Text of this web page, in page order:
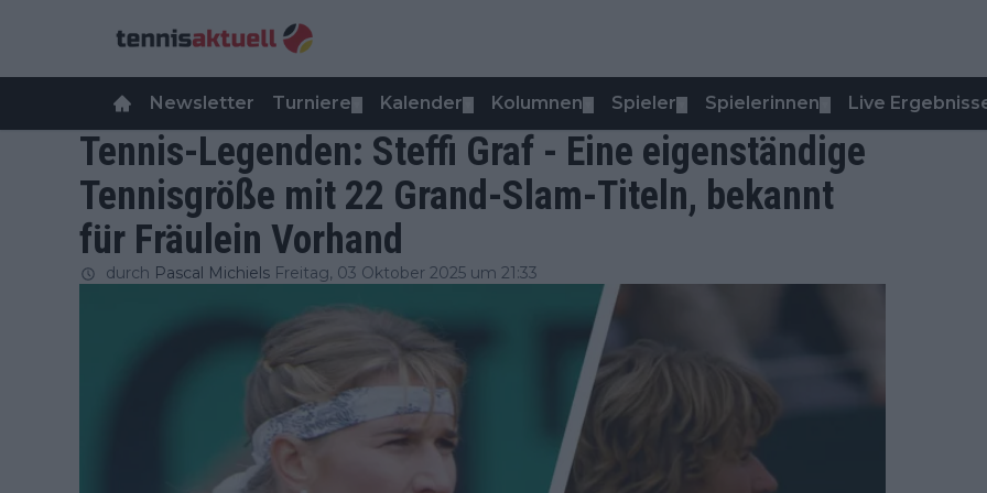
Newsletter Turniere Kalender Kolumnen Spieler Spielerinnen Live
Tennis-Legenden: Steffi Graf - Eine eigenständige
Tennisgröße mit 22 Grand-Slam-Titeln, bekannt
für Fräulein Vorhand
durch Pascal Michiels Freitag, 03 Oktober 2025 um 21:33